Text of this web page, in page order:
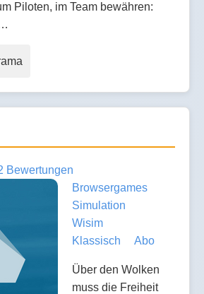
Piloten, im Team bewähren:
Bewertungen
Browsergames
Simulation
Wisim
Klassisch
Abo
Über den Wolken
muss die Freiheit